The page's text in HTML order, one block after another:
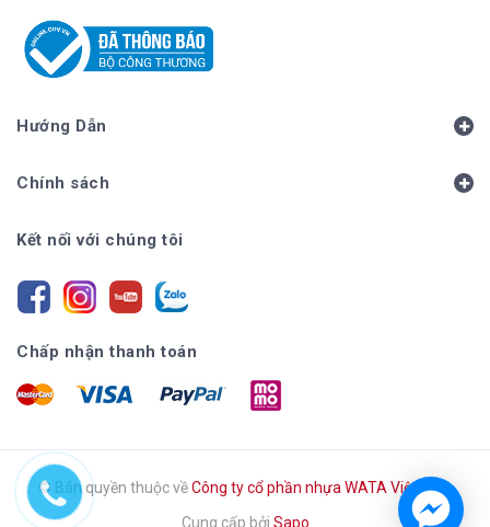
Hướng Dẫn
Chính sách
Kết nối với chúng tôi
Chấp nhận thanh toán
© Bản quyền thuộc vềCông ty cổ phần nhựa WATA Việt Nam
Cung cấp bởi Sapo